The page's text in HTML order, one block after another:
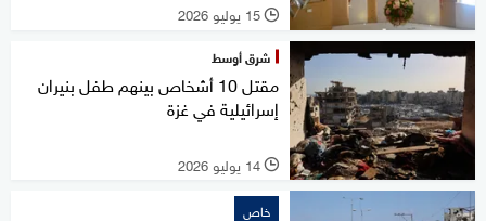
l 15 يوليو 2026
شرق أوسط
مقتل 10 أشخاص بينهم طفل بنيران
إسرائيلية في غزة
l 14 يوليو 2026
خاص